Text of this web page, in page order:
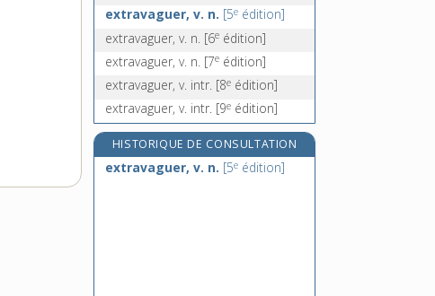
extravaguer, v. n. [5e édition]
extravaguer, v. n. [6e édition]
extravaguer, v. n. [7e édition]
extravaguer, v. intr. [8e édition]
extravaguer, v. intr. [9e édition]
HISTORIQUE DE CONSULTATION
extravaguer, v. n. [5e édition]